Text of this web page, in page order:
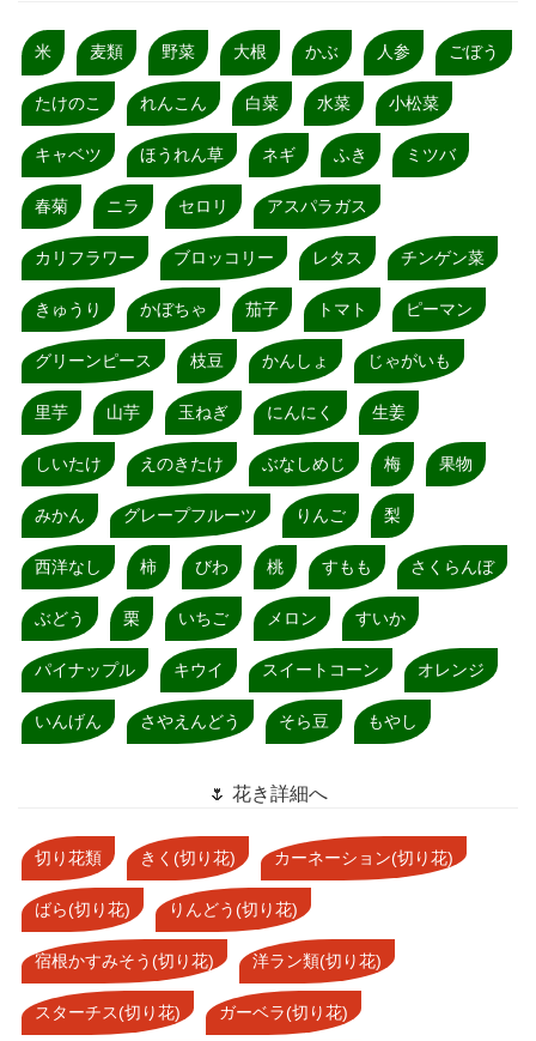
米 麦類 野菜 大根 かぶ 人参 ごぼう
たけのこ れんこん 白菜 水菜 小松菜
キャベツ ほうれん草 ネギ ふき ミツバ
春菊 ニラ セロリ アスパラガス
カリフラワー ブロッコリー レタス チンゲン菜
きゅうり かぼちゃ 茄子 トマト ピーマン
グリーンピース 枝豆 かんしょ じゃがいも
里芋 山芋 玉ねぎ にんにく 生姜
しいたけ えのきたけ ぶなしめじ 梅 果物
みかん グレープフルーツ りんご 梨
西洋なし 柿 びわ 桃 すもも さくらんぼ
ぶどう 栗 いちご メロン すいか
パイナップル キウイ スイートコーン オレンジ
いんげん さやえんどう そら豆 もやし
🌷 花き詳細へ
切り花類 きく(切り花) カーネーション(切り花)
ばら(切り花) りんどう(切り花)
宿根かすみそう(切り花) 洋ラン類(切り花)
スターチス(切り花) ガーベラ(切り花)